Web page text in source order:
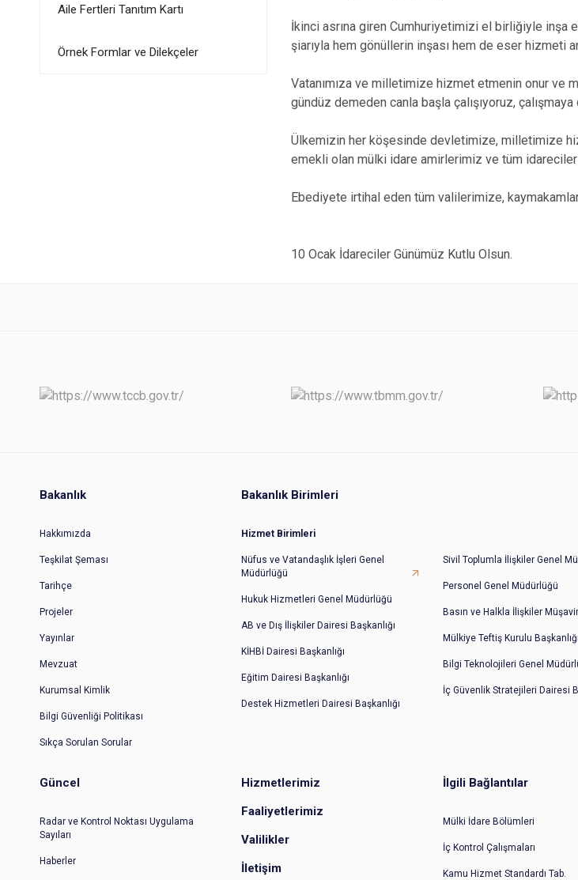
Aile Fertleri Tanıtım Kartı
Örnek Formlar ve Dilekçeler
İkinci asrına giren Cumhuriyetimizi el birliğiyle inşa
şiarıyla hem gönüllerin inşası hem de eser hizmeti
Vatanımıza ve milletimize hizmet etmenin onur ve
gündüz demeden canla başla çalışıyoruz,
Ülkemizin her köşesinde devletimize, milletimize
emekli olan mülki idare amirlerimiz ve tüm
Ebediyete irtihal eden tüm valilerimize,
10 Ocak İdareciler Günümüz Kutlu Olsun.
Bakanlık
Hakkımızda
Teşkilat Şeması
Tarihçe
Projeler
Yayınlar
Mevzuat
Kurumsal Kimlik
Bilgi Güvenliği Politikası
Sıkça Sorulan Sorular
Bakanlık Birimleri
Hizmet Birimleri
Nüfus ve Vatandaşlık İşleri Genel
Müdürlüğü
Hukuk Hizmetleri Genel Müdürlüğü
AB ve Dış İlişkiler Dairesi Başkanlığı
KİHBİ Dairesi Başkanlığı
Eğitim Dairesi Başkanlığı
Destek Hizmetleri Dairesi Başkanlığı
Sivil Toplumla İlişkiler Genel
Personel Genel Müdürlüğü
Basın ve Halkla İlişkiler
Mülkiye Teftiş Kurulu Başkanlığı
Bilgi Teknolojileri Genel
İç Güvenlik Stratejileri Dairesi
Güncel
Radar ve Kontrol Noktası Uygulama
Sayıları
Haberler
Hizmetlerimiz
Faaliyetlerimiz
Valilikler
İletişim
İlgili Bağlantılar
Mülki İdare Bölümleri
İç Kontrol Çalışmaları
Kamu Hizmet Standardı Tab.